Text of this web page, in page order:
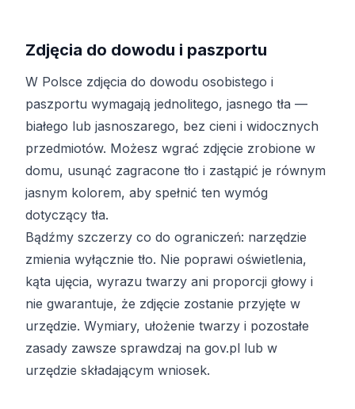
Zdjęcia do dowodu i paszportu
W Polsce zdjęcia do dowodu osobistego i
paszportu wymagają jednolitego, jasnego tła —
białego lub jasnoszarego, bez cieni i widocznych
przedmiotów. Możesz wgrać zdjęcie zrobione w
domu, usunąć zagracone tło i zastąpić je równym
jasnym kolorem, aby spełnić ten wymóg
dotyczący tła.
Bądźmy szczerzy co do ograniczeń: narzędzie
zmienia wyłącznie tło. Nie poprawi oświetlenia,
kąta ujęcia, wyrazu twarzy ani proporcji głowy i
nie gwarantuje, że zdjęcie zostanie przyjęte w
urzędzie. Wymiary, ułożenie twarzy i pozostałe
zasady zawsze sprawdzaj na gov.pl lub w
urzędzie składającym wniosek.